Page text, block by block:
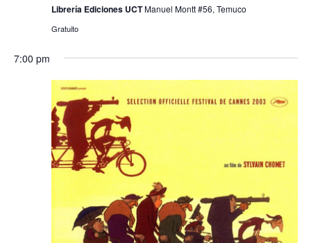
Librería Ediciones UCTManuel Montt #56, Temuco
Gratuito
7:00 pm